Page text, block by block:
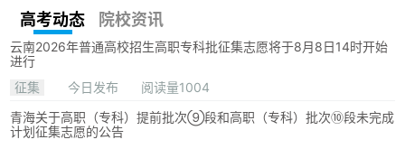
高考动态 院校资讯
云南2026年普通高校招生高职专科批征集志愿将于8月8日14时开始
进行
征集
今日发布
阅读量1004
青海关于高职（专科）提前批次⑨段和高职（专科）批次⑩段未完成
计划征集志愿的公告